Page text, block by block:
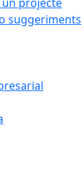
suggeriments